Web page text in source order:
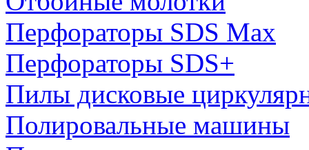
Перфораторы SDS Max
Перфораторы SDS+
Пилы дисковые
Полировальные машины